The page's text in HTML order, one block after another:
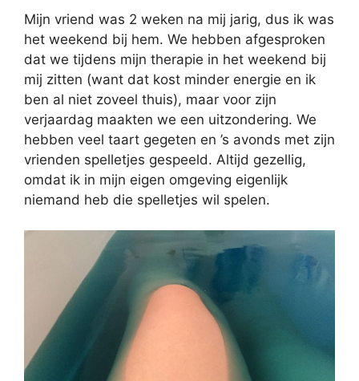
Mijn vriend was 2 weken na mij jarig, dus ik was
het weekend bij hem. We hebben afgesproken
dat we tijdens mijn therapie in het weekend bij
mij zitten (want dat kost minder energie en ik
ben al niet zoveel thuis), maar voor zijn
verjaardag maakten we een uitzondering. We
hebben veel taart gegeten en ’s avonds met zijn
vrienden spelletjes gespeeld. Altijd gezellig,
omdat ik in mijn eigen omgeving eigenlijk
niemand heb die spelletjes wil spelen.